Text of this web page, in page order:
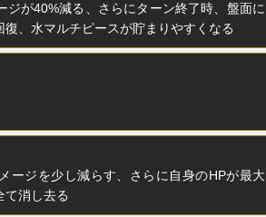
ジが40%減る、さらにターン終了時、盤面に
、水マルチピースが貯まりやすくなる
ージを少し減らす、さらに自身のHPが最大
て消し去る